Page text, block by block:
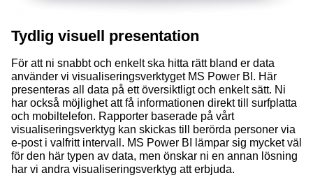
Tydlig visuell presentation
För att ni snabbt och enkelt ska hitta rätt bland er data
använder vi visualiseringsverktyget MS Power BI. Här
presenteras all data på ett översiktligt och enkelt sätt. Ni
har också möjlighet att få informationen direkt till surfplatta
och mobiltelefon. Rapporter baserade på vårt
visualiseringsverktyg kan skickas till berörda personer via
e-post i valfritt intervall. MS Power BI lämpar sig mycket väl
för den här typen av data, men önskar ni en annan lösning
har vi andra visualiseringsverktyg att erbjuda.